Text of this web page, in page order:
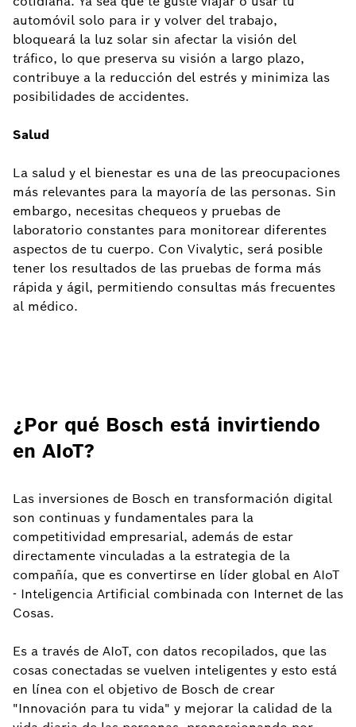
automóvil solo para ir y volver del trabajo,
bloqueará la luz solar sin afectar la visión del
tráfico, lo que preserva su visión a largo plazo,
contribuye a la reducción del estrés y minimiza las
posibilidades de accidentes.
Salud
La salud y el bienestar es una de las preocupaciones
más relevantes para la mayoría de las personas. Sin
embargo, necesitas chequeos y pruebas de
laboratorio constantes para monitorear diferentes
aspectos de tu cuerpo. Con Vivalytic, será posible
tener los resultados de las pruebas de forma más
rápida y ágil, permitiendo consultas más frecuentes
al médico.
¿Por qué Bosch está invirtiendo
en AIoT?
Las inversiones de Bosch en transformación digital
son continuas y fundamentales para la
competitividad empresarial, además de estar
directamente vinculadas a la estrategia de la
compañía, que es convertirse en líder global en AIoT
- Inteligencia Artificial combinada con Internet de las
Cosas.
Es a través de AIoT, con datos recopilados, que las
cosas conectadas se vuelven inteligentes y esto está
en línea con el objetivo de Bosch de crear
"Innovación para tu vida" y mejorar la calidad de la